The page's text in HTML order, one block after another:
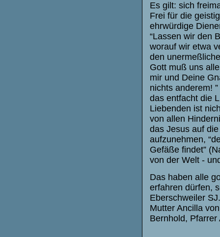
Es gilt: sich
Frei für die
ehrwürdige
“Lassen wir den
worauf wir etwa
den
Gott muß uns
mir und Deine
nichts anderem!
das entfacht die
Liebenden ist
von allen
das Jesus auf
aufzunehmen,
Gefäße findet”
von der Welt -
Das haben alle
erfahren dürfen,
Eberschweiler
Mutter Ancilla
Bernhold,